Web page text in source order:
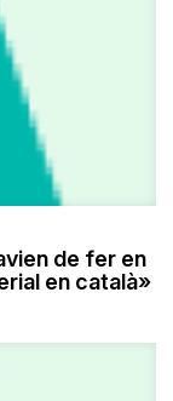
de fer en
en català»